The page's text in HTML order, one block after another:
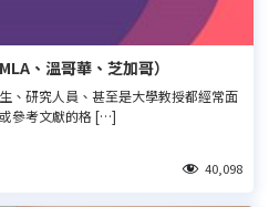
、溫哥華、芝加哥）
、研究人員、甚至是大學教授都經常面
參考文獻的格 […]
40,098